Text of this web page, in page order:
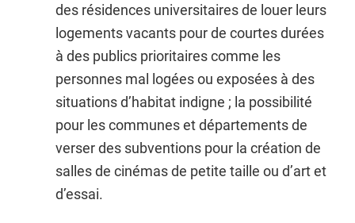
des résidences universitaires de louer leurs
logements vacants pour de courtes durées
à des publics prioritaires comme les
personnes mal logées ou exposées à des
situations d’habitat indigne ; la possibilité
pour les communes et départements de
verser des subventions pour la création de
salles de cinémas de petite taille ou d’art et
d’essai.